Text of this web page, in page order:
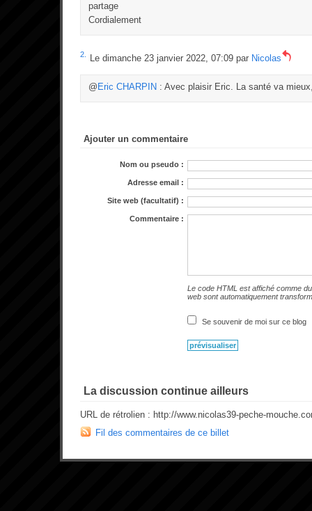
partage
Cordialement
2. Le dimanche 23 janvier 2022, 07:09 par Nicolas
@ Eric CHARPIN : Avec plaisir Eric. La santé va
Ajouter un commentaire
Nom ou pseudo :
Adresse email :
Site web (facultatif) :
Commentaire :
Le code HTML est affiché comme
web sont automatiquement
Se souvenir de moi sur ce blog
La discussion continue ailleurs
URL de rétrolien : http://www.nicolas39-peche-
Fil des commentaires de ce billet